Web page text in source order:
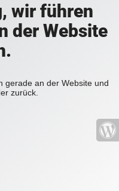
wir führen
der Website
gerade an der Website und
zurück.